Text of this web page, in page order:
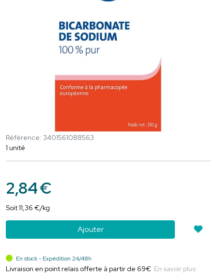
Référence: 3401561088563
1 unité
2,84€
Soit11,36 €/kg
Ajouter
En stock - Expédition 24/48h
Livraison en point relais offerte à partir de 69€ En savoir plus